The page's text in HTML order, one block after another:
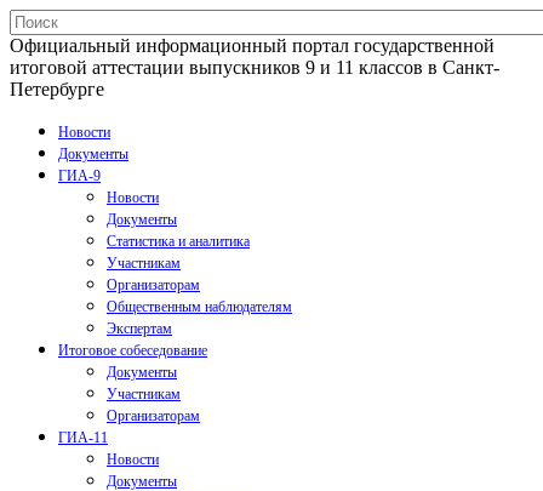
Официальный информационный портал государственной
итоговой аттестации выпускников 9 и 11 классов в Санкт-
Петербурге
Новости
Документы
ГИА-9
Новости
Документы
Статистика и аналитика
Участникам
Организаторам
Общественным наблюдателям
Экспертам
Итоговое собеседование
Документы
Участникам
Организаторам
ГИА-11
Новости
Документы